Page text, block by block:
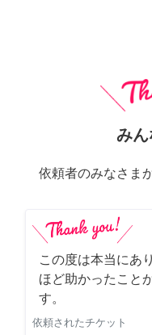
み
依頼者のみなさま
この度は本当にあ
ほど助かったこと
す。
依頼されたチケット